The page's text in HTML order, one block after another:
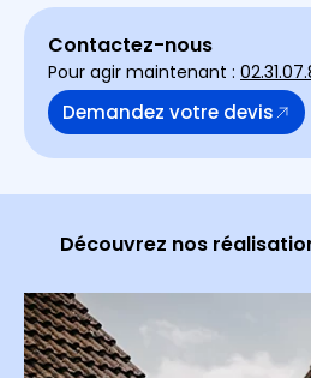
Contactez-nous
Pour agir maintenant :
Demandez votre devis
Découvrez nos